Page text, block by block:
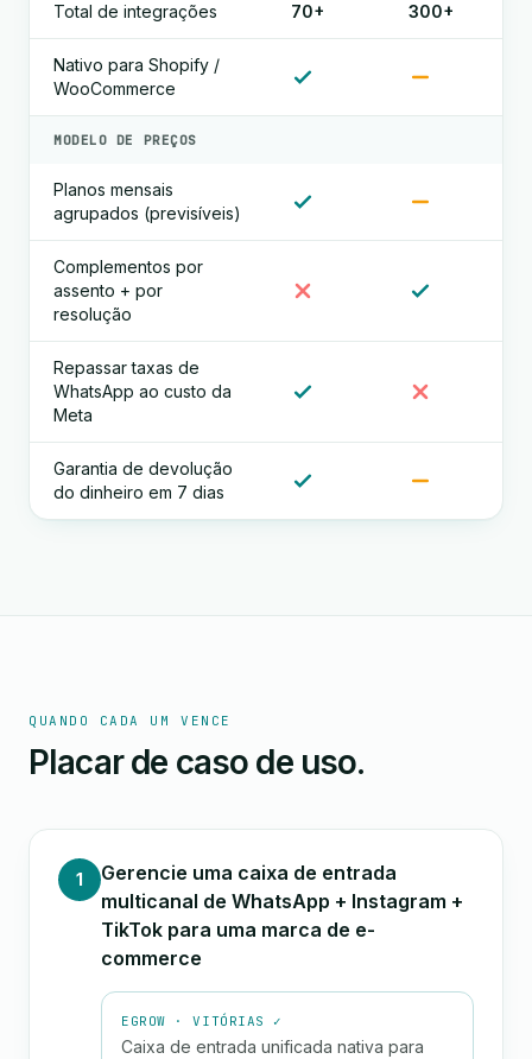
Total de integrações 70+ 300+
Nativo para Shopify /
WooCommerce
MODELO DE PREÇOS
Planos mensais
agrupados (previsíveis)
Complementos por
assento + por
resolução
Repassar taxas de
WhatsApp ao custo da
Meta
Garantia de devolução
do dinheiro em 7 dias
QUANDO CADA UM VENCE
Placar de caso de uso.
1
Gerencie uma caixa de entrada
multicanal de WhatsApp + Instagram +
TikTok para uma marca de e-
commerce
EGROW · VITÓRIAS ✓
Caixa de entrada unificada nativa para